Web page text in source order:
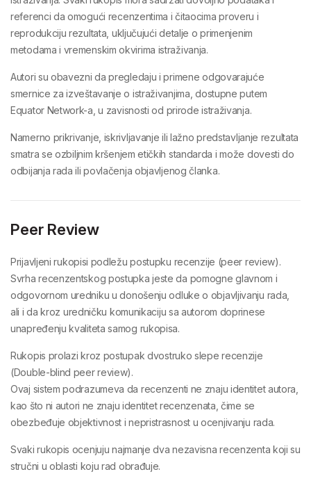
referenci da omogući recenzentima i čitaocima proveru i
reprodukciju rezultata , uključujući detalje o primenjenim
metodama i vremenskim okvirima istraživanja.
Autori su obavezni da pregledaju i primeneodgovarajuće
smernice za izveštavanje o istraživanjima , dostupne putem
Equator Network-a , u zavisnosti od prirode istraživanja.
Namerno prikrivanje, iskrivljavanje ili lažno predstavljanje rezultata
smatra se ozbiljnim kršenjem etičkih standarda i može dovesti do
odbijanja rada ili povlačenja objavljenog članka.
Peer Review
Prijavljeni rukopisi podležu postupku recenzije (peer review).
Svrha recenzentskog postupka jeste da pomogneglavnom i
odgovornom uredniku u donošenju odluke o objavljivanju rada,
ali i da kroz uredničku komunikaciju sa autorom doprinese
unapređenju kvaliteta samog rukopisa.
Rukopis prolazi kroz postupak dvostruko slepe recenzije
(Double-blind peer review).
Ovaj sistem podrazumeva da recenzenti ne znaju identitet autora
kao što ni autori ne znaju identitet recenzenata , čime se
obezbeđuje objektivnost i nepristrasnost u ocenjivanju rada.
Svaki rukopis ocenjujunajmanje dva nezavisna recenzenta koji su
stručni u oblasti koju rad obrađuje.